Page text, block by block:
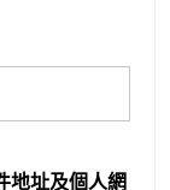
地址及個人網